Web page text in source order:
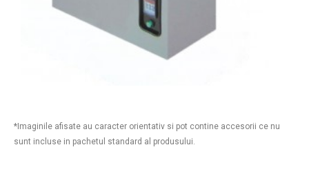
*Imaginile afisate au caracter orientativ si pot contine accesorii ce nu
sunt incluse in pachetul standard al produsului.